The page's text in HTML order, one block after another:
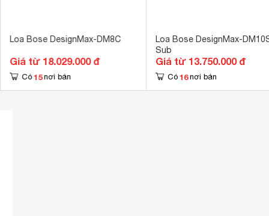
Loa Bose DesignMax-DM8C
Giá từ 18.029.000 đ
Có 15 nơi bán
Loa Bose DesignMax-
Sub
Giá từ 13.750.000 đ
Có 16 nơi bán